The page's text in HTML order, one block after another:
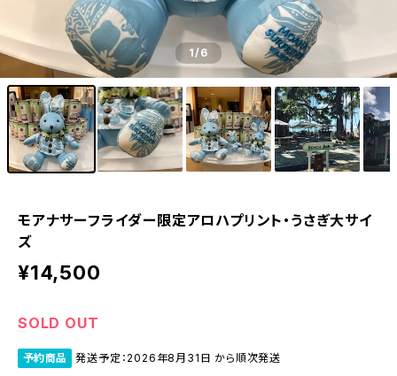
1/6
モアナサーフライダー限定アロハプリント・うさぎ大サイ
ズ
¥14,500
SOLD OUT
予約商品 発送予定：2026年8月31日 から順次発送